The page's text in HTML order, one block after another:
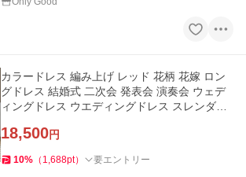
カラードレス 編み上げ レッド 花柄 花嫁 ロン
グドレス 結婚式 二次会 発表会 演奏会 ウェデ
ィングドレス ウエディングドレス スレンダー
18,500円
10% （ 1,688pt） 要エントリー